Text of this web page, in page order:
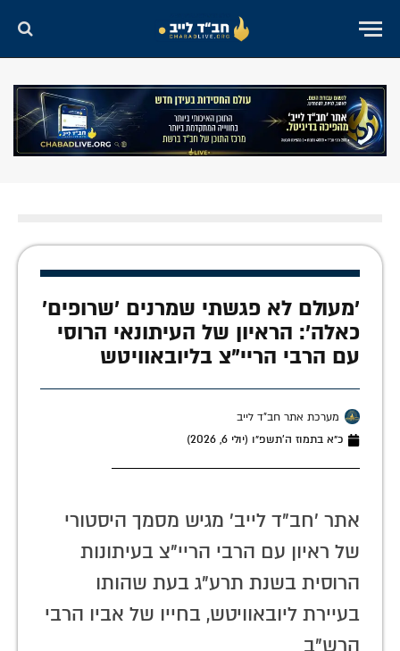
'מעולם לא פגשתי שמרנים 'שרופים'
כאלה': הראיון של העיתונאי הרוסי
עם הרבי הריי"צ בליובאוויטש
מערכת אתר חב"ד לייב
כ״א בתמוז ה׳תשפ״ו (יולי 6, 2026)
אתר 'חב"ד לייב' מגיש מסמך היסטורי
של ראיון עם הרבי הריי"צ בעיתונות
הרוסית בשנת תרע"ג בעת שהותו
בעיירת ליובאוויטש, בחייו של אביו הרבי